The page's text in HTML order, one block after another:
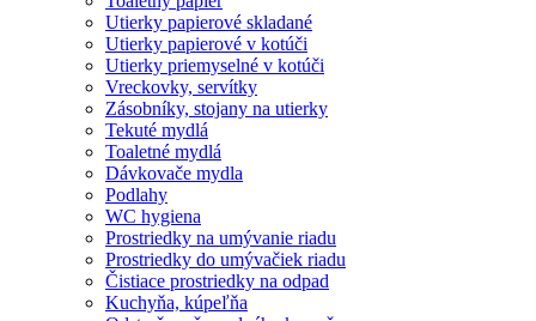
Utierky papierové skladané
Utierky papierové v kotúči
Utierky priemyselné v kotúči
Vreckovky, servítky
Zásobníky, stojany na utierky
Tekuté mydlá
Toaletné mydlá
Dávkovače mydla
Podlahy
WC hygiena
Prostriedky na umývanie riadu
Prostriedky do umývačiek riadu
Čistiace prostriedky na odpad
Kuchyňa, kúpeľňa